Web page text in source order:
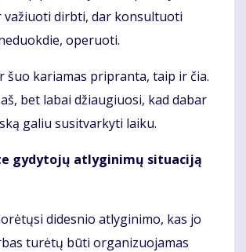
važiuoti dirbti, dar konsultuoti
operuoti.
šuo kariamas pripranta, taip ir čia.
bet labai džiaugiuosi, kad dabar
galiu susitvarkyti laiku.
gydytojų atlyginimų situaciją
didesnio atlyginimo, kas jo
turėtų būti organizuojamas